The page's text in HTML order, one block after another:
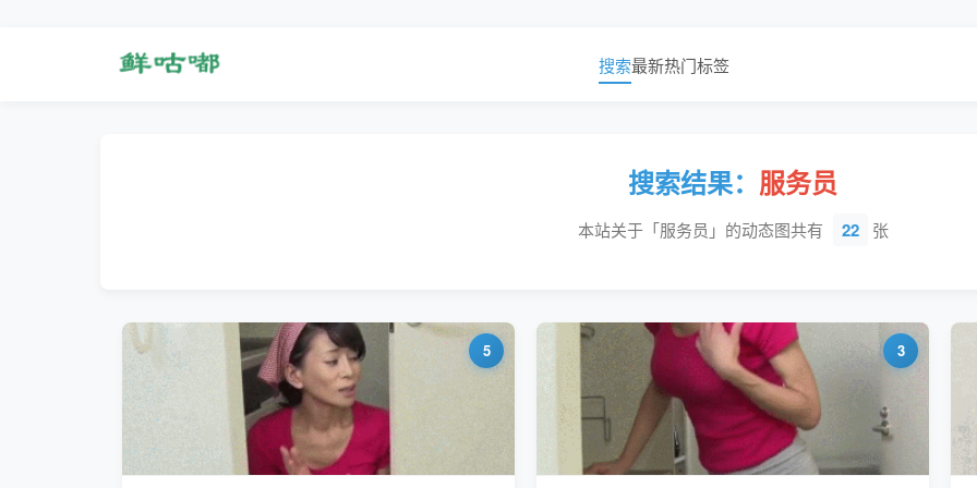
搜索最新热门标签
搜索结果： 服务员
本站关于「服务员」的动态图共有 22 张
5 3